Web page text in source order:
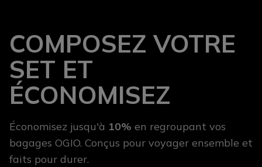
COMPOSEZ VOTRE
SET ET
ÉCONOMISEZ
Économisez jusqu'à 10% en regroupant vos
bagages OGIO. Conçus pour voyager ensemble et
faits pour durer.